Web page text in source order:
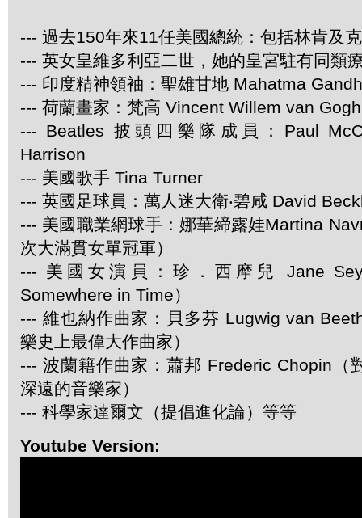
--- 過去150年來11任美國總統：包括林肯及
--- 英女皇維多利亞二世，她的皇宮駐有同類
--- 印度精神領袖：聖雄甘地 Mahatma
--- 荷蘭畫家：梵高 Vincent Willem van Gogh
--- Beatles 披頭四樂隊成員：Paul
Harrison
--- 美國歌手 Tina Turner
--- 英國足球員：萬人迷大衛‧碧咸 David
--- 美國職業網球手：娜華締露娃Martina
次大滿貫女單冠軍）
--- 美國女演員：珍．西摩兒 Jane
Somewhere in Time）
--- 維也納作曲家：貝多芬 Lugwig van
樂史上最偉大作曲家）
--- 波蘭籍作曲家：蕭邦 Frederic Chopin（
深遠的音樂家）
--- 科學家達爾文（提倡進化論）等等
Youtube Version: